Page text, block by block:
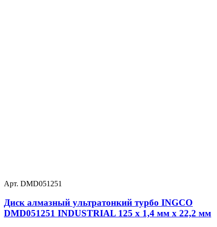
Арт. DMD051251
Диск алмазный ультратонкий турбо INGCO
DMD051251 INDUSTRIAL 125 х 1,4 мм x 22,2 мм